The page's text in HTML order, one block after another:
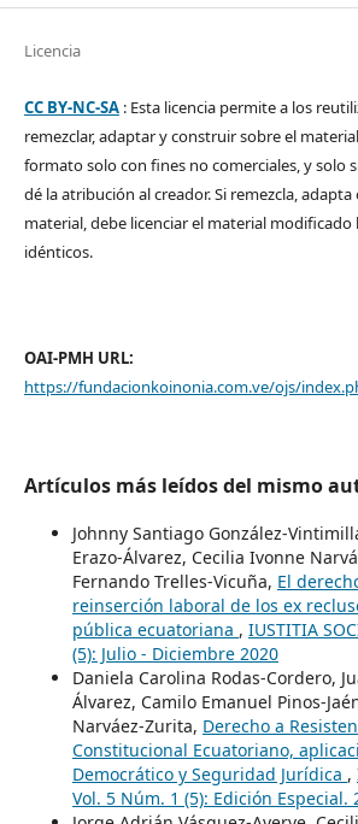
Licencia
CC BY-NC-SA: Esta licencia permite a los
remezclar, adaptar y construir sobre el
formato solo con fines no comerciales, y solo
dé la atribución al creador. Si remezcla,
material, debe licenciar el material
idénticos.
OAI-PMH URL:
https://fundacionkoinonia.com.ve/ojs/
Artículos más leídos del mismo
Johnny Santiago González-
Erazo-Álvarez, Cecilia Ivonne
Fernando Trelles-Vicuña, El
reinserción laboral de los ex
pública ecuatoriana , IUSTITIA
(5): Julio - Diciembre 2020
Daniela Carolina Rodas-Cordero,
Álvarez, Camilo Emanuel Pinos-
Narváez-Zurita, Derecho a
Constitucional Ecuatoriano,
Democrático y Seguridad Jurídica ,
Vol. 5 Núm. 1 (5): Edición Especial.